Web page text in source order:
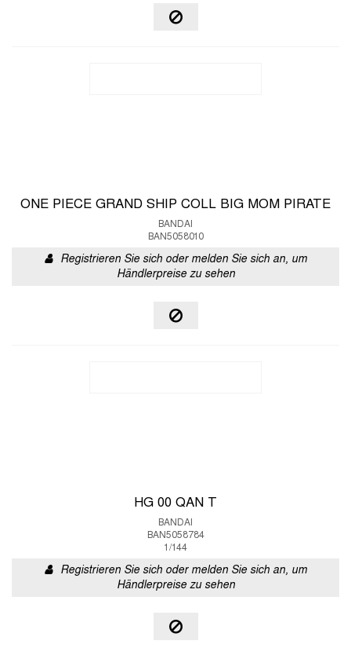
ONE PIECE GRAND SHIP COLL BIG MOM PIRATE
BANDAI
BAN5058010
Registrieren Sie sich oder melden Sie sich an, um
Händlerpreise zu sehen
HG 00 QAN T
BANDAI
BAN5058784
1/144
Registrieren Sie sich oder melden Sie sich an, um
Händlerpreise zu sehen